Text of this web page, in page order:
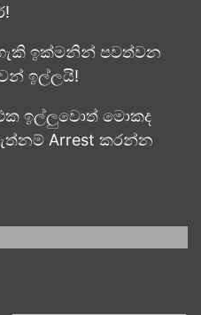
ඉක්මනින් පවත්වන
ඉල්ලයි!
ඉල්ලුවොත් මොකද
Arrest කරන්න